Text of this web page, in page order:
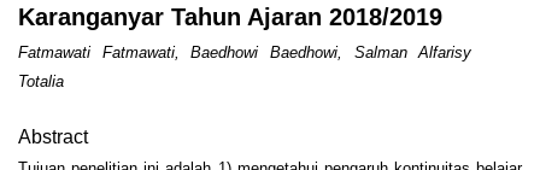
Karanganyar Tahun Ajaran 2018/2019
Fatmawati Fatmawati, Baedhowi Baedhowi, Salman Alfarisy
Totalia
Abstract